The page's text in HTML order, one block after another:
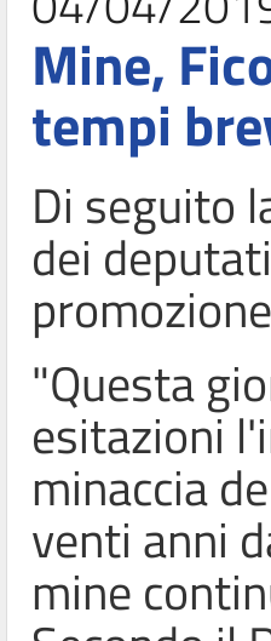
Mine,
tempi
Di seguito
dei
"Questa
esitazioni
minaccia
venti anni
mine